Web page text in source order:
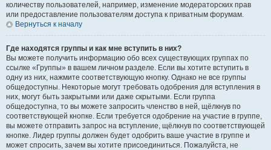
количеству пользователей, например, изменение модераторских прав
или предоставление пользователям доступа к приватным форумам.
Вернуться к началу
Где находятся группы и как мне вступить в них?
Вы можете получить информацию обо всех существующих группах по
ссылке «Группы» в вашем личном разделе. Если вы хотите вступить в
одну из них, нажмите соответствующую кнопку. Однако не все группы
общедоступны. Некоторые могут требовать одобрения для вступления в
них, могут быть закрытыми или даже скрытыми. Если группа
общедоступна, то вы можете запросить членство в ней, щёлкнув по
соответствующей кнопке. Если требуется одобрение на участие в группе,
вы можете отправить запрос на вступление, щёлкнув по соответствующей
кнопке. Лидер группы должен будет одобрить ваше участие в группе и
может спросить, зачем вы хотите присоединиться. Пожалуйста, не